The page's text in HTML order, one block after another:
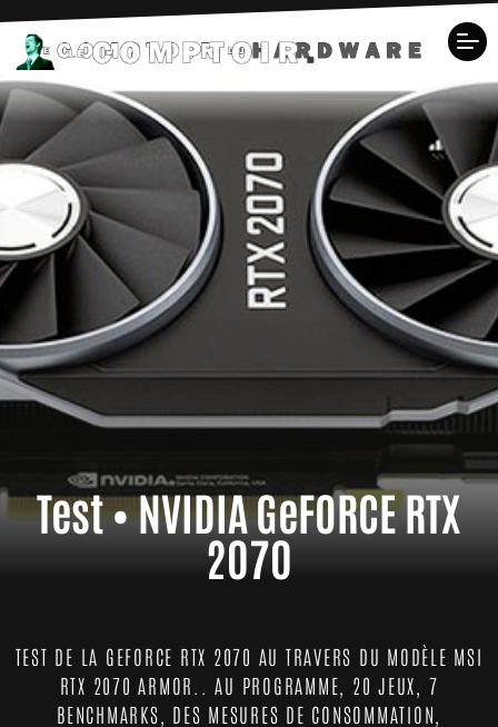
Test • NVIDIA GeFORCE RTX
2070
TEST DE LA GEFORCE RTX 2070 AU TRAVERS DU MODÈLE MSI
RTX 2070 ARMOR.. AU PROGRAMME, 20 JEUX, 7
BENCHMARKS, DES MESURES DE CONSOMMATION,